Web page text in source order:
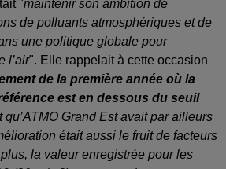
"maintenir son ambition de
de polluants atmosphériques et de
une politique globale pour
l’air". Elle rappelait à cette occasion
de la première année où la
est en dessous du seuil
qu’ATMO Grand Est avait par ailleurs
était aussi le fruit de facteurs
la valeur enregistrée pour les